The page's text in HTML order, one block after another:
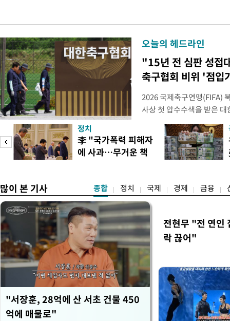
오늘의 헤드라인
"15년 전 심판 성접
축구협회 비위 '점입
2026 국제축구연맹(FIFA)
사상 첫 압수수색을 받은
거지면서 그야말로 쑥대
심판 성 접대 파문까지 파
돌이킬 수 없는 지경까지
홍명보 전 감독을 국가대
정치
李 "국가폭력 피해자
에 사과…무거운 책
많이 본 기사 종합 정치 국제 경제 금융
"서장훈, 28억에 산 서초 건물 450
억에 매물로"
전현무 "전 연인
락 끊어"